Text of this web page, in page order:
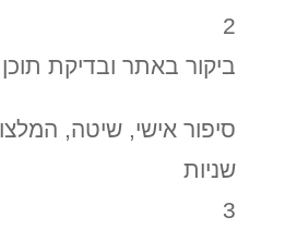
2
ביקור באתר ובדיקת תוכן
שניות
3